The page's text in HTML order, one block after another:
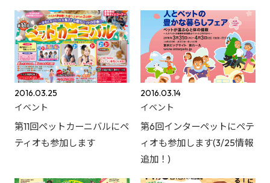
2016.03.25
イベント
第11回ペットカーニバルにペ
ティオも参加します
2016.03.14
イベント
第6回インターペットにペテ
ィオも参加します(3/25情報
追加！)